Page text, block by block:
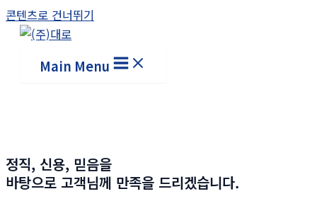
콘텐츠로 건너뛰기
Main Menu
정직, 신용, 믿음을
바탕으로 고객님께 만족을 드리겠습니다.